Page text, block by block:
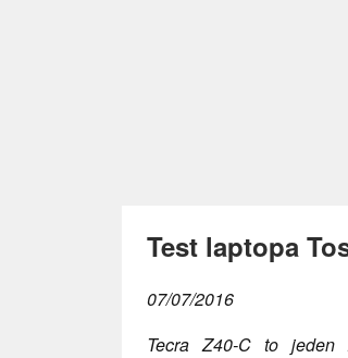
Test laptopa
07/07/2016
Tecra Z40-C to jeden